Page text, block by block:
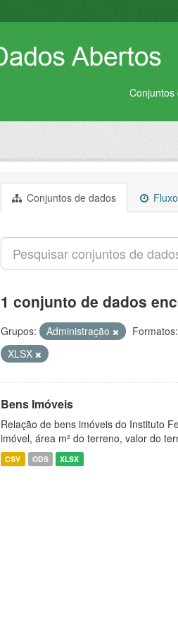
Conjuntos
Conjuntos de dados
1 conjunto de dados
Grupos: Administração Formatos:
XLSX
Bens Imóveis
Relação de bens imóveis do Instituto
imóvel, área m² do terreno, valor do
CSV ODS XLSX